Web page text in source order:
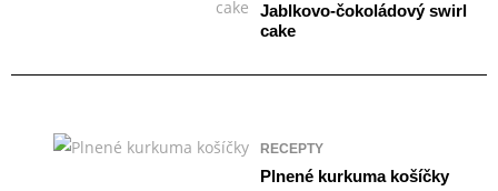
Jablkovo-čokoládový swirl
cake
RECEPTY
Plnené kurkuma košíčky